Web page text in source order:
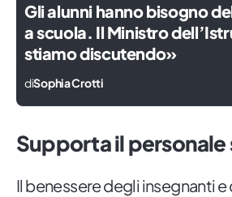
Gli alunni hanno bisogno
a scuola. Il Ministro
stiamo discutendo»
diSophia Crotti
Supporta il
Il benessere degli insegnanti